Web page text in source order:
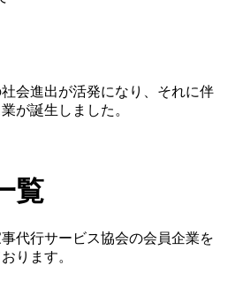
会進出が活発になり、それに伴
が誕生しました。
覧
代行サービス協会の会員企業を
ります。